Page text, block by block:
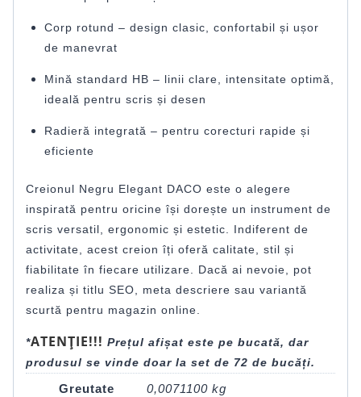
Corp rotund – design clasic, confortabil și ușor
de manevrat
Mină standard HB – linii clare, intensitate optimă,
ideală pentru scris și desen
Radieră integrată – pentru corecturi rapide și
eficiente
Creionul Negru Elegant DACO este o alegere
inspirată pentru oricine își dorește un instrument de
scris versatil, ergonomic și estetic. Indiferent de
activitate, acest creion îți oferă calitate, stil și
fiabilitate în fiecare utilizare. Dacă ai nevoie, pot
realiza și titlu SEO, meta descriere sau variantă
scurtă pentru magazin online.
*ATENȚIE!!! Prețul afișat este pe bucată, dar
produsul se vinde doar la set de 72 de bucăți.
Greutate 0,0071100 kg